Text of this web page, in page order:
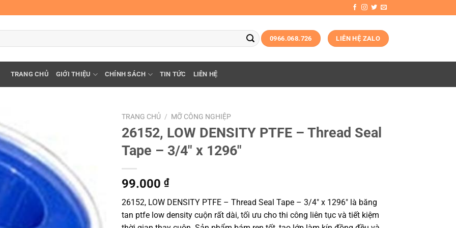
0966.068.726 LIÊN HỆ ZALO
TRANG CHỦ GIỚI THIỆU CHÍNH SÁCH TIN TỨC LIÊN HỆ
TRANG CHỦ / MỠ CÔNG NGHIỆP
26152, LOW DENSITY PTFE – Thread Seal
Tape – 3/4″ x 1296″
99.000 ₫
26152, LOW DENSITY PTFE – Thread Seal Tape – 3/4″ x 1296″ là băng
tan ptfe low density cuộn rất dài, tối ưu cho thi công liên tục và tiết kiệm